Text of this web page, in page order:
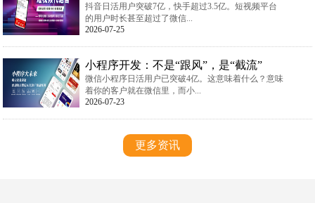
抖音日活用户突破7亿，快手超过3.5亿。短视频平台
的用户时长甚至超过了微信...
2026-07-25
小程序开发：不是“跟风”，是“截流”
微信小程序日活用户已突破4亿。这意味着什么？意味
着你的客户就在微信里，而小...
2026-07-23
更多资讯